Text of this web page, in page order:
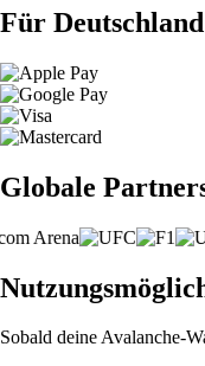
Für
Globale
Sobald deine Avalanche-